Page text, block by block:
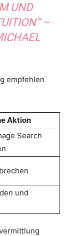
UND
–
empfehlen
Aktion
Search
und